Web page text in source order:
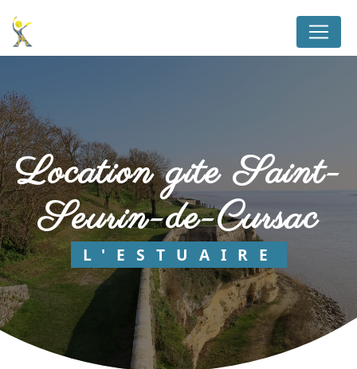
location gite Saint-
Seurin-de-Cursac
L'ESTUAIRE